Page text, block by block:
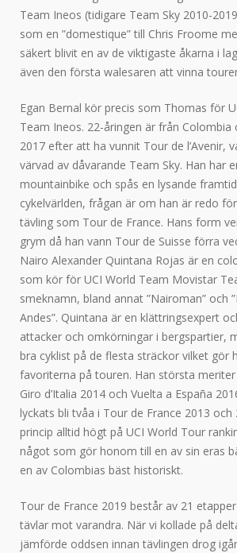
Team Ineos (tidigare Team Sky 2010-
som en ”domestique” till Chris Froome
säkert blivit en av de viktigaste åkarna i
även den första walesaren att vinna
Egan Bernal kör precis som Thomas för
Team Ineos. 22-åringen är från Colombia
2017 efter att ha vunnit Tour de l’Avenir,
värvad av dåvarande Team Sky. Han har
mountainbike och spås en lysande
cykelvärlden, frågan är om han är redo
tävling som Tour de France. Hans form
grym då han vann Tour de Suisse förra
Nairo Alexander Quintana Rojas är en
som kör för UCI World Team Movistar
smeknamn, bland annat ”Nairoman” och
Andes”. Quintana är en klättringsexpert
attacker och omkörningar i bergspartier,
bra cyklist på de flesta sträckor vilket gör
favoriterna på touren. Han största
Giro d’Italia 2014 och Vuelta a España
lyckats bli tvåa i Tour de France 2013 och
princip alltid högt på UCI World Tour
något som gör honom till en av sin eras
en av Colombias bäst historiskt.
Tour de France 2019 består av 21
tävlar mot varandra. När vi kollade på
jämförde oddsen innan tävlingen drog